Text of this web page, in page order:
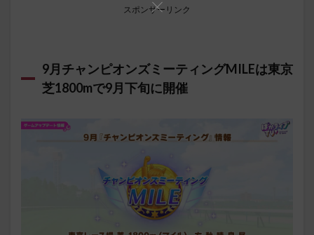
スポンサーリンク
9月チャンピオンズミーティングMILEは東京
芝1800mで9月下旬に開催